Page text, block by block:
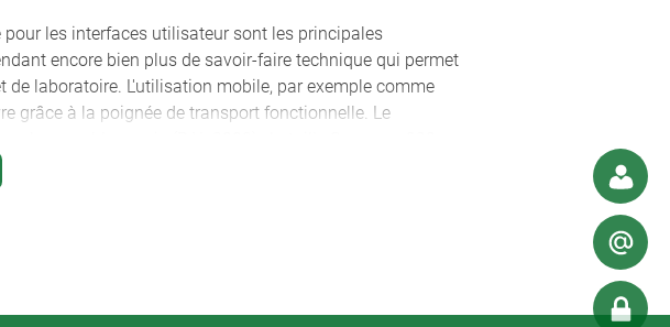
les interfaces utilisateur sont les principales
encore bien plus de savoir-faire technique qui permet
laboratoire. L'utilisation mobile, par exemple comme
grâce à la poignée de transport fonctionnelle. Le
x 117 mm (la x H x P).
et d’accessoires peuvent être fixées sur les côtés des
offre beaucoup d'espace pour les interfaces tout en
support - alors tourné de 180° - permet de positionner /